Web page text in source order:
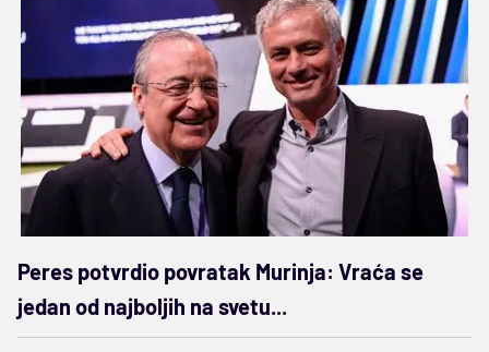
Peres potvrdio povratak Murinja: Vraća se
jedan od najboljih na svetu...